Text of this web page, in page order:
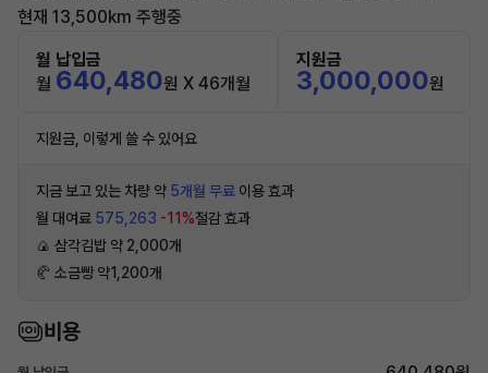
현재 13,500km 주행중
월 납입금
월 640,480원 X 46개월
지원금
3,000,000원
지원금, 이렇게 쓸 수 있어요
지금 보고 있는 차량 약 5개월 무료 이용 효과
월 대여료 575,263 -11%절감 효과
🍙 삼각김밥 약 2,000개
🥐 소금빵 약1,200개
비용